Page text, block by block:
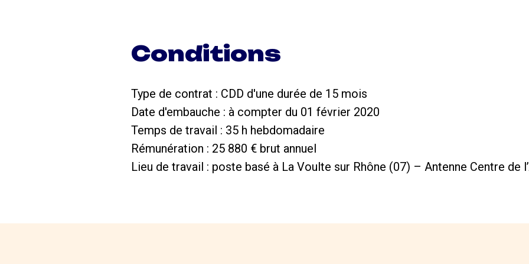
Conditions
Type de contrat :​ CDD d'une durée de 15 mois
Date d'embauche : à compter du 01 février 2020
Temps de travail : 35 h hebdomadaire
Rémunération : 25 880 € brut annuel
Lieu de travail : poste basé à La Voulte sur Rhône (07) – Antenne Centre de